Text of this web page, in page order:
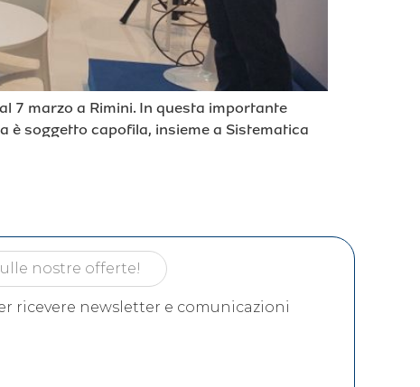
7 marzo a Rimini. In questa importante
è soggetto capofila, insieme a Sistematica
ricevere newsletter e comunicazioni